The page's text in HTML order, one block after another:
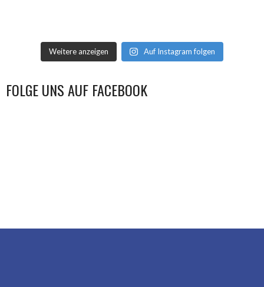
Weitere anzeigen Auf Instagram folgen
FOLGE UNS AUF FACEBOOK